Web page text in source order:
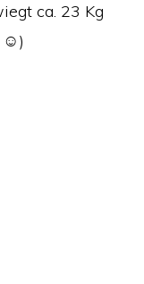
ca. 23 Kg
☺️)